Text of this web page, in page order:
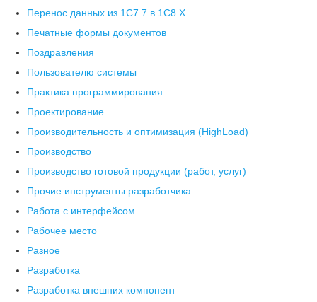
Перенос данных из 1С7.7 в 1C8.X
Печатные формы документов
Поздравления
Пользователю системы
Практика программирования
Проектирование
Производительность и оптимизация (HighLoad)
Производство
Производство готовой продукции (работ, услуг)
Прочие инструменты разработчика
Работа с интерфейсом
Рабочее место
Разное
Разработка
Разработка внешних компонент